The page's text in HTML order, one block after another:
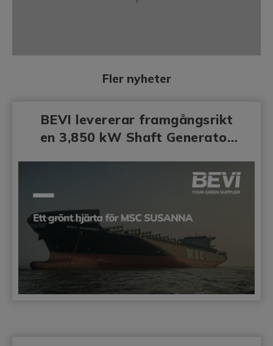
Fler nyheter
BEVI levererar framgångsrikt
en 3,850 kW Shaft Generator